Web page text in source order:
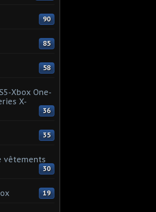
90
85
58
Xbox One-
X-
36
35
vêtements
30
19